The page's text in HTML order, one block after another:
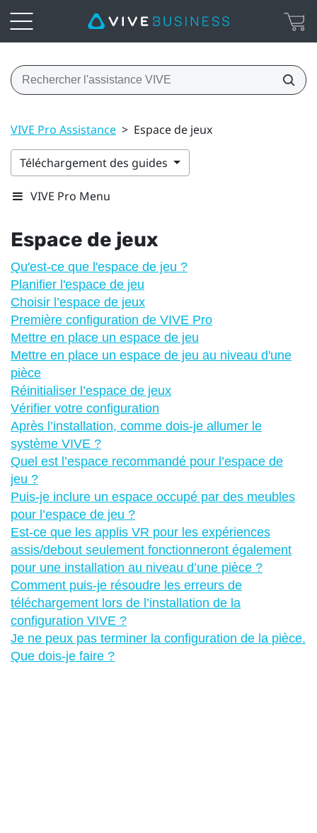
VIVE Pro Assistance > Espace de jeux
Téléchargement des guides
VIVE Pro Menu
Espace de jeux
Qu'est-ce que l'espace de jeu ?
Planifier l'espace de jeu
Choisir l’espace de jeux
Première configuration de VIVE Pro
Mettre en place un espace de jeu
Mettre en place un espace de jeu au niveau d'une
pièce
Réinitialiser l’espace de jeux
Vérifier votre configuration
Après l’installation, comme dois-je allumer le
système VIVE ?
Quel est l’espace recommandé pour l’espace de
jeu ?
Puis-je inclure un espace occupé par des meubles
pour l’espace de jeu ?
Est-ce que les applis VR pour les expériences
assis/debout seulement fonctionneront également
pour une installation au niveau d’une pièce ?
Comment puis-je résoudre les erreurs de
téléchargement lors de l’installation de la
configuration VIVE ?
Je ne peux pas terminer la configuration de la pièce.
Que dois-je faire ?